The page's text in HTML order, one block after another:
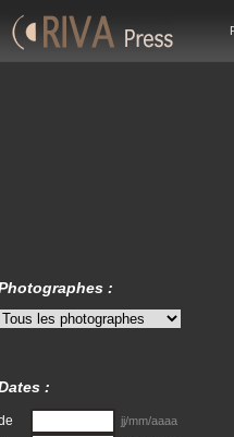
:
:
jj/mm/aaaa